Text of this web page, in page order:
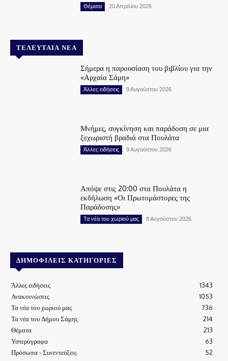
Θέματα 20 Απριλίου 2026
ΤΕΛΕΥΤΑΊΑ ΝΈΑ
Σήμερα η παρουσίαση του βιβλίου για την
«Αρχαία Σάμη»
Άλλες ειδήσεις 9 Αυγούστου 2026
Μνήμες, συγκίνηση και παράδοση σε μια
ξεχωριστή βραδιά στα Πουλάτα
Άλλες ειδήσεις 9 Αυγούστου 2026
Απόψε στις 20:00 στα Πουλάτα η
εκδήλωση «Οι Πρωτομάστορες της
Παράδοσης»
Τα νέα του χωριού μας 8 Αυγούστου 2026
ΔΗΜΟΦΙΛΕΊΣ ΚΑΤΗΓΟΡΊΕΣ
Άλλες ειδήσεις
1343
Ανακοινώσεις
1053
Τα νέα του χωριού μας
736
Τα νέα του Δήμου Σάμης
214
Θέματα
213
Υστερόγραφα
63
Πρόσωπα - Συνεντεύξεις
52